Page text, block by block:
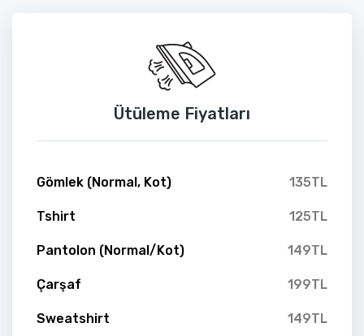
Ütüleme Fiyatları
Gömlek (Normal, Kot) 135TL
Tshirt 125TL
Pantolon (Normal/Kot) 149TL
Çarşaf 199TL
Sweatshirt 149TL